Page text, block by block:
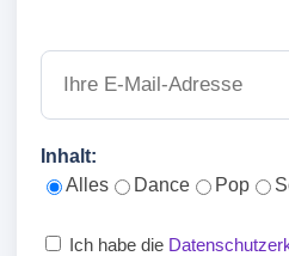
Inhalt:
Alles
Dance Pop
Ich habe die